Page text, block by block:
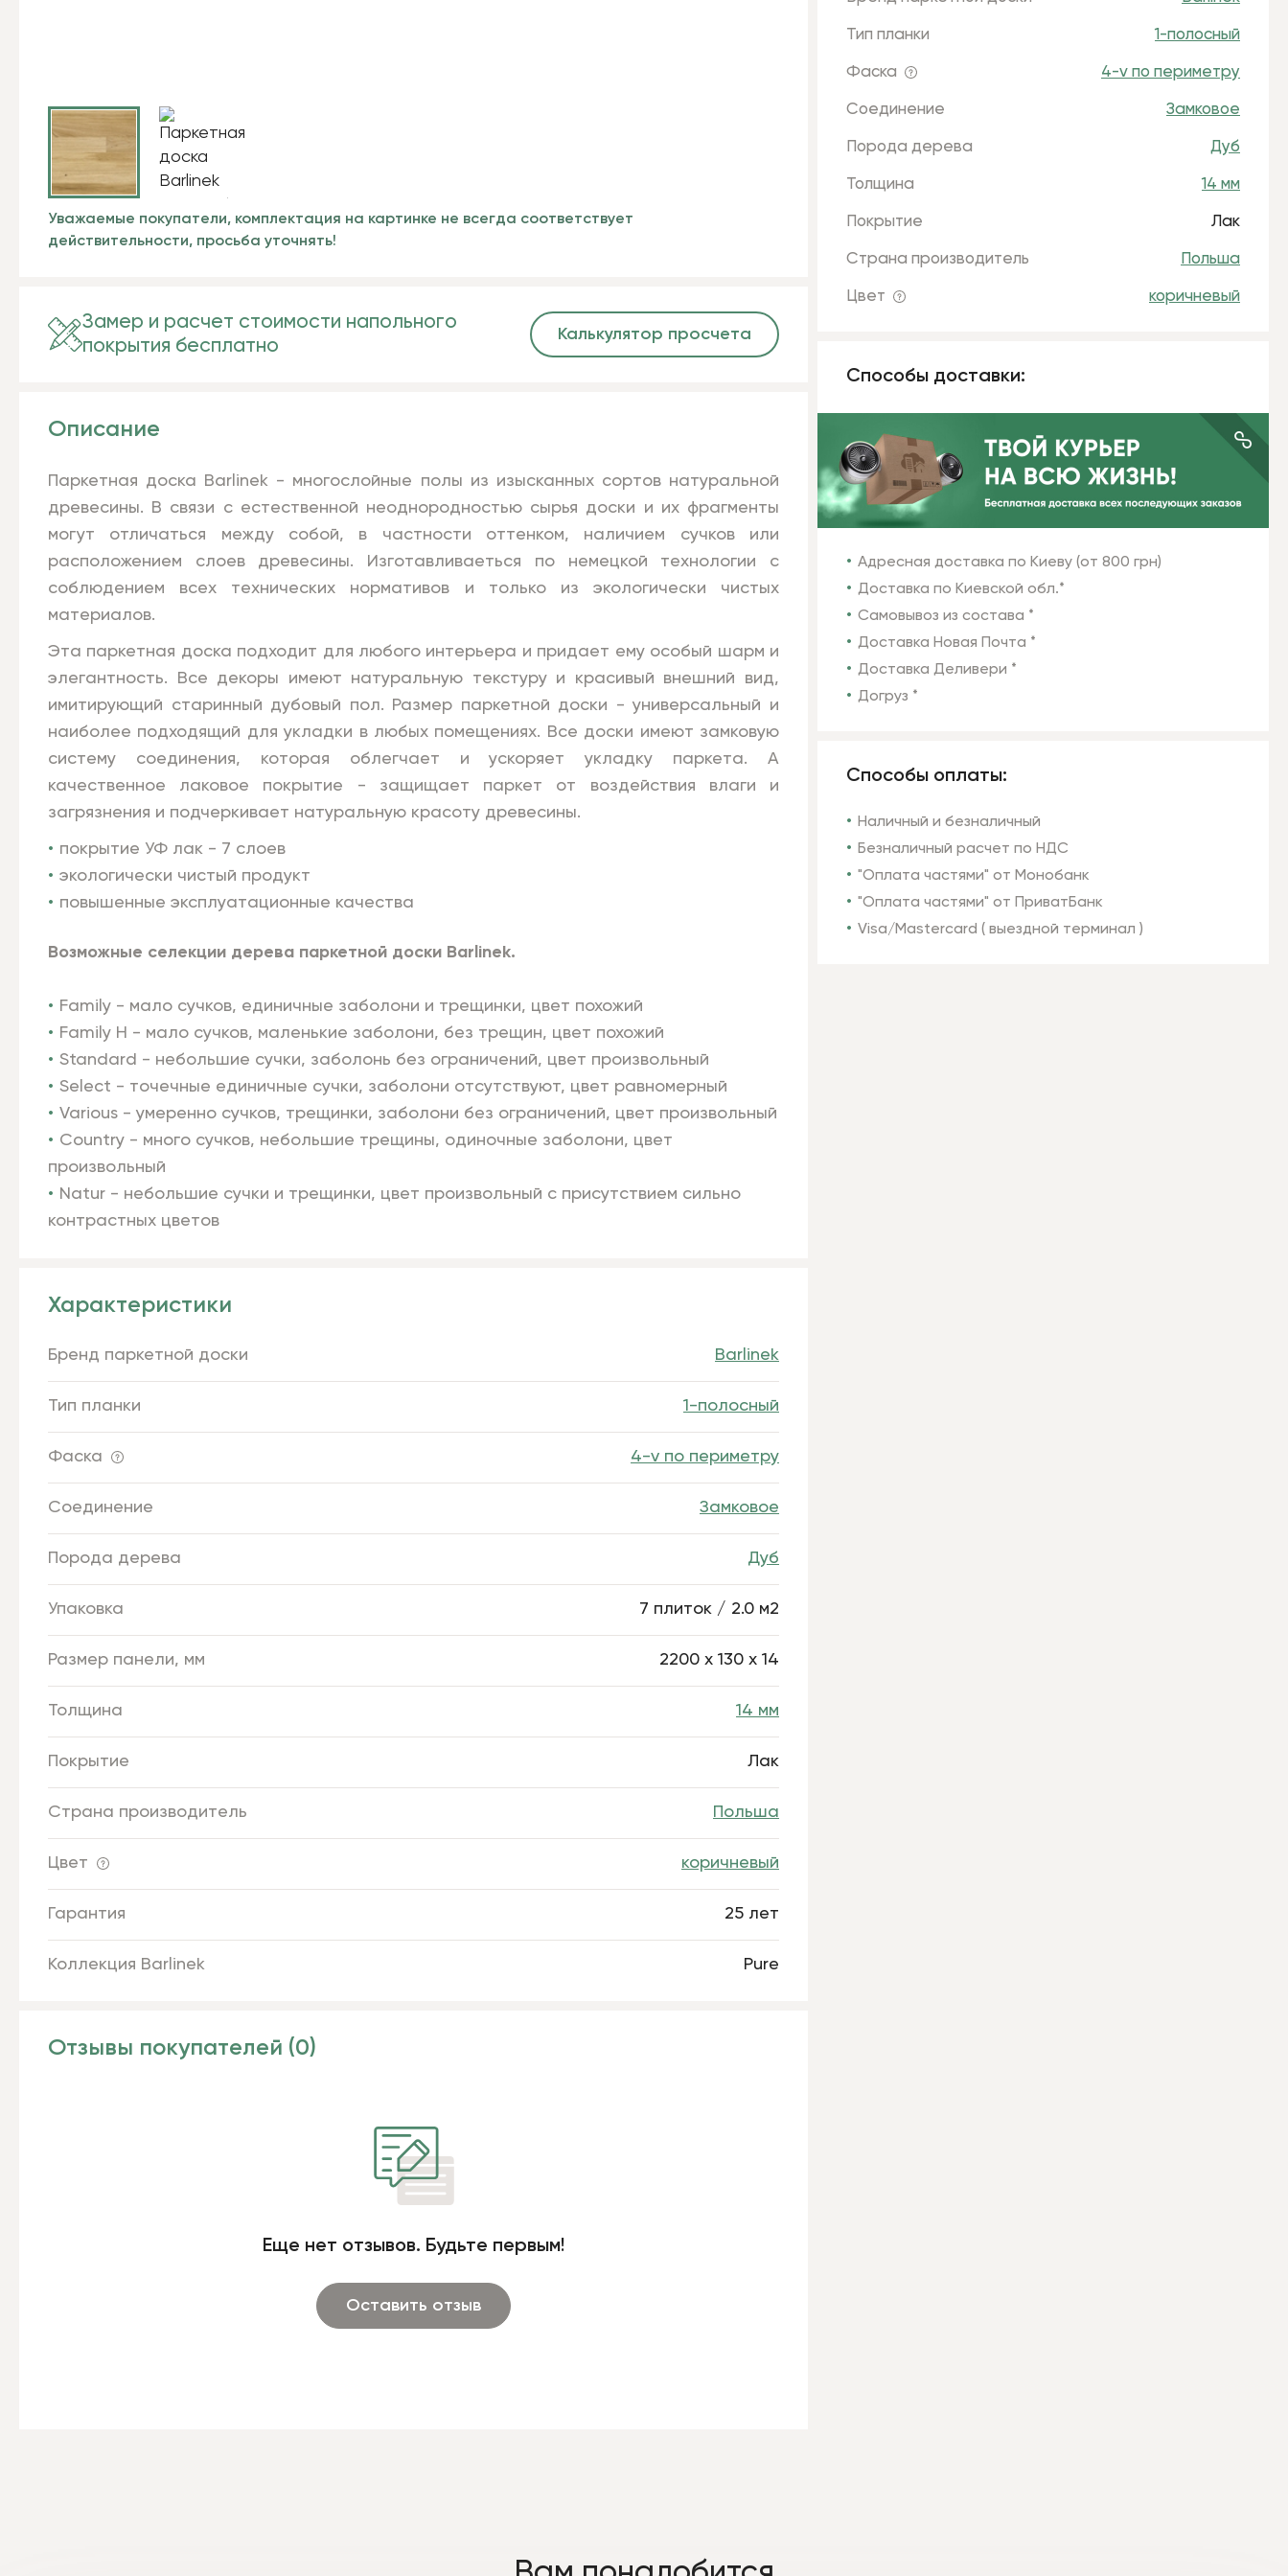
Уважаемые покупатели, комплектация на картинке не всегда соответствует
действительности, просьба уточнять!
Тип планки 1-полосный
Фаска 4-v по периметру
Соединение Замковое
Порода дерева Дуб
Толщина 14 мм
Покрытие Лак
Страна производитель Польша
Цвет коричневый
Способы доставки:
Адресная доставка по Киеву (от 800 грн)
Доставка по Киевской обл.*
Самовывоз из состава *
Доставка Новая Почта *
Доставка Деливери *
Догруз *
Способы оплаты:
Наличный и безналичный
Безналичный расчет по НДС
"Оплата частями" от Монобанк
"Оплата частями" от ПриватБанк
Visa/Mastercard ( выездной терминал )
Замер и расчет стоимости напольного
покрытия бесплатно
Калькулятор просчета
Описание
Паркетная доска Barlinek - многослойные полы из изысканных сортов натуральной
древесины. В связи с естественной неоднородностью сырья доски и их фрагменты
могут отличаться между собой, в частности оттенком, наличием сучков или
расположением слоев древесины. Изготавливаеться по немецкой технологии с
соблюдением всех технических нормативов и только из экологически чистых
материалов.
Эта паркетная доска подходит для любого интерьера и придает ему особый шарм и
элегантность. Все декоры имеют натуральную текстуру и красивый внешний вид,
имитирующий старинный дубовый пол. Размер паркетной доски - универсальный и
наиболее подходящий для укладки в любых помещениях. Все доски имеют замковую
систему соединения, которая облегчает и ускоряет укладку паркета. А
качественное лаковое покрытие - защищает паркет от воздействия влаги и
загрязнения и подчеркивает натуральную красоту древесины.
покрытие УФ лак - 7 слоев
экологически чистый продукт
повышенные эксплуатационные качества
Возможные селекции дерева паркетной доски Barlinek.
Family - мало сучков, единичные заболони и трещинки, цвет похожий
Family Н - мало сучков, маленькие заболони, без трещин, цвет похожий
Standard - небольшие сучки, заболонь без ограничений, цвет произвольный
Select - точечные единичные сучки, заболони отсутствуют, цвет равномерный
Various - умеренно сучков, трещинки, заболони без ограничений, цвет произвольный
Country - много сучков, небольшие трещины, одиночные заболони, цвет
произвольный
Natur - небольшие сучки и трещинки, цвет произвольный с присутствием сильно
контрастных цветов
Характеристики
Бренд паркетной доски Barlinek
Тип планки 1-полосный
Фаска 4-v по периметру
Соединение Замковое
Порода дерева Дуб
Упаковка 7 плиток / 2.0 м2
Размер панели, мм 2200 х 130 x 14
Толщина 14 мм
Покрытие Лак
Страна производитель Польша
Цвет коричневый
Гарантия 25 лет
Коллекция Barlinek Pure
Отзывы покупателей (0)
Еще нет отзывов. Будьте первым!
Оставить отзыв